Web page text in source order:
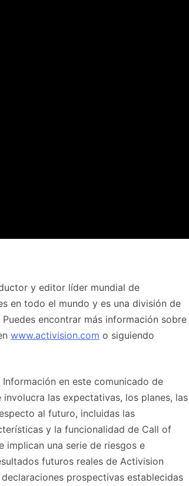
y editor líder mundial de
en todo el mundo y es una división de
encontrar más información sobre
www.activision.com o siguiendo
en este comunicado de
las expectativas, los planes, las
al futuro, incluidas las
y la funcionalidad de Call of
implican una serie de riesgos e
futuros reales de Activision
prospectivas establecidas